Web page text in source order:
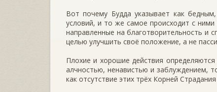
Вот почему Будда указывает как
условий, и то же самое происходит с
направленные на благотворительность и
целью улучшить своё положение, а не
Плохие и хорошие действия
алчностью, ненавистью и заблуждением,
как отсутствие этих трёх Корней